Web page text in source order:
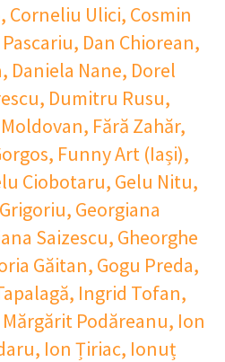
, Corneliu Ulici, Cosmin
, Dan Chiorean,
, Daniela Nane, Dorel
, Dumitru Rusu,
, Fără Zahăr,
, Funny Art (Iași),
Ciobotaru, Gelu Nitu,
, Georgiana
Saizescu, Gheorghe
Găitan, Gogu Preda,
, Ingrid Tofan,
Podăreanu, Ion
, Ion Țiriac, Ionuț